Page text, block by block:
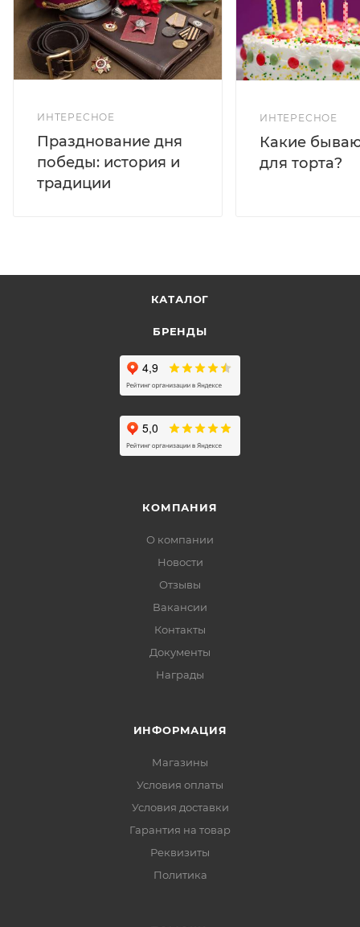
ИНТЕРЕСНОЕ
Празднование дня
победы: история и
традиции
ИНТЕРЕСНОЕ
Какие
для торта?
КАТАЛОГ
БРЕНДЫ
КОМПАНИЯ
О компании
Новости
Отзывы
Вакансии
Контакты
Документы
Награды
ИНФОРМАЦИЯ
Магазины
Условия оплаты
Условия доставки
Гарантия на товар
Реквизиты
Политика